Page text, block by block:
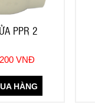
PPR 2
VNĐ
HÀNG